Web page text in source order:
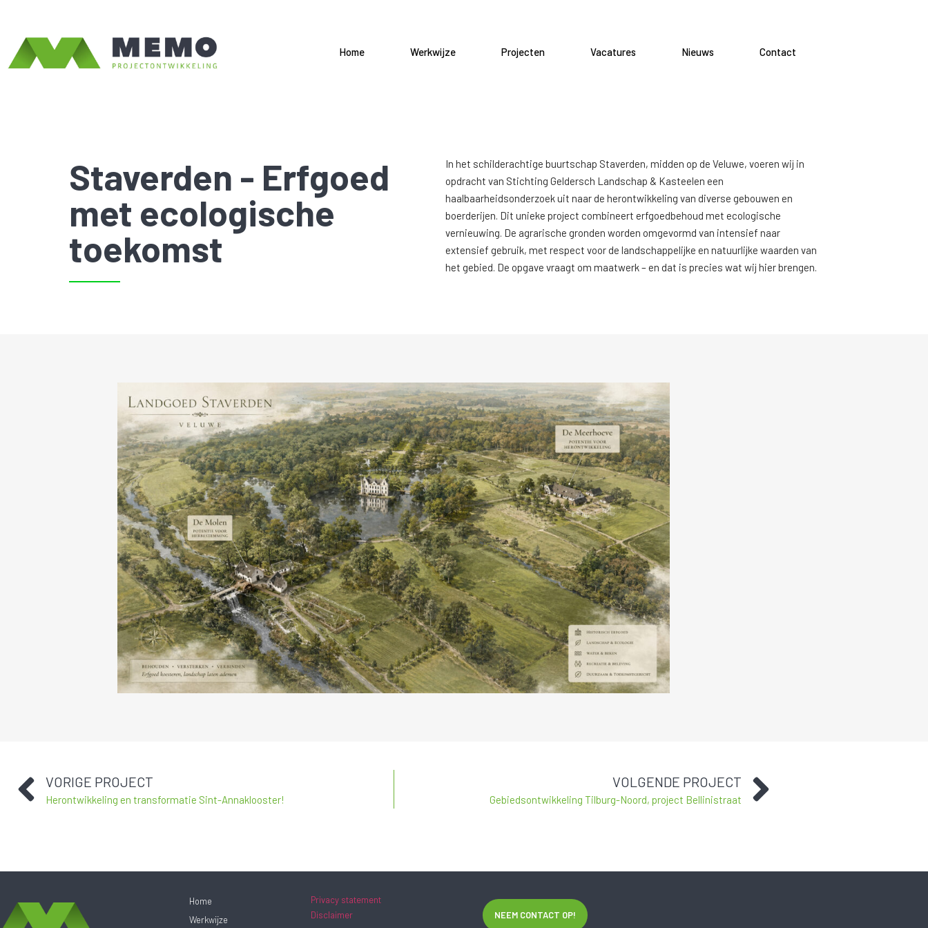
Home Werkwijze Projecten Vacatures Nieuws Contact
Staverden - Erfgoed
met ecologische
toekomst
In het schilderachtige buurtschap Staverden, midden op de Veluwe, voeren wij in
opdracht van Stichting Geldersch Landschap & Kasteelen een
haalbaarheidsonderzoek uit naar de herontwikkeling van diverse gebouwen en
boerderijen. Dit unieke project combineert erfgoedbehoud met ecologische
vernieuwing. De agrarische gronden worden omgevormd van intensief naar
extensief gebruik, met respect voor de landschappelijke en natuurlijke waarden van
het gebied. De opgave vraagt om maatwerk – en dat is precies wat wij hier brengen.
VORIGE PROJECT
Herontwikkeling en transformatie Sint-Annaklooster!
VOLGENDE PROJECT
Gebiedsontwikkeling Tilburg-Noord, project Bellinistraat
Home
Werkwijze
Privacy statement
Disclaimer
NEEM CONTACT OP!